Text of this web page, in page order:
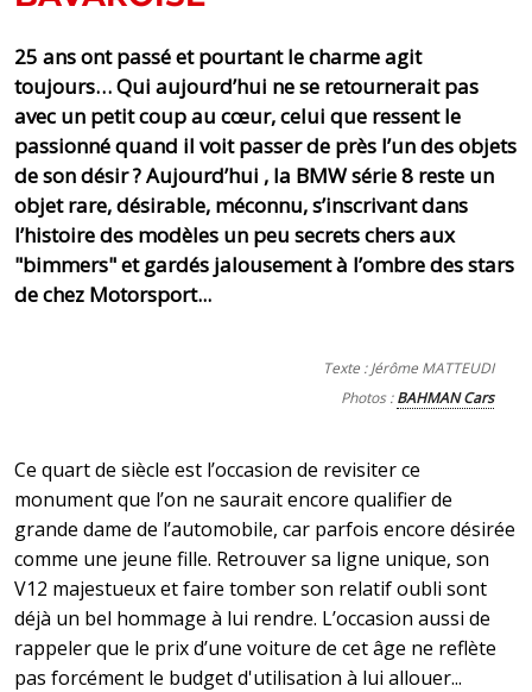
25 ans ont passé et pourtant le charme agit
toujours… Qui aujourd’hui ne se retournerait pas
avec un petit coup au cœur, celui que ressent le
passionné quand il voit passer de près l’un des objets
de son désir ? Aujourd’hui , la BMW série 8 reste un
objet rare, désirable, méconnu, s’inscrivant dans
l’histoire des modèles un peu secrets chers aux
"bimmers" et gardés jalousement à l’ombre des stars
de chez Motorsport...
Texte : Jérôme MATTEUDI
Photos :BAHMAN Cars
Ce quart de siècle est l’occasion de revisiter ce
monument que l’on ne saurait encore qualifier de
grande dame de l’automobile, car parfois encore désirée
comme une jeune fille. Retrouver sa ligne unique, son
V12 majestueux et faire tomber son relatif oubli sont
déjà un bel hommage à lui rendre. L’occasion aussi de
rappeler que le prix d’une voiture de cet âge ne reflète
pas forcément le budget d'utilisation à lui allouer...